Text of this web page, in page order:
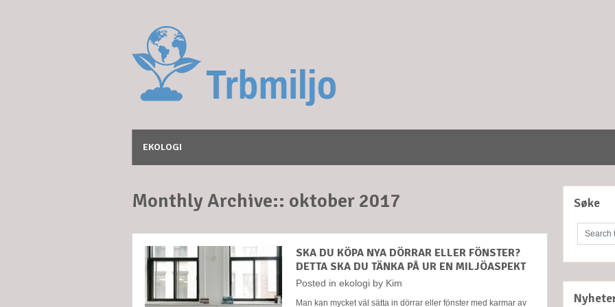
EKOLOGI
Monthly Archive:: oktober 2017
SKA DU KÖPA NYA DÖRRAR ELLER FÖNSTER?
DETTA SKA DU TÄNKA PÅ UR EN MILJÖASPEKT
Posted inekologi by Kim
Man kan mycket väl sätta in dörrar eller fönster med karmar av
Søke